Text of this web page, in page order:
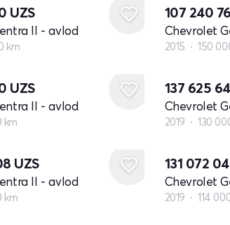
UZS
II - avlod
km
107 240
Chevrolet
2015 150
UZS
II - avlod
km
137 625
Chevrolet
2019 130
UZS
II - avlod
km
131 072
Chevrolet
2019 114